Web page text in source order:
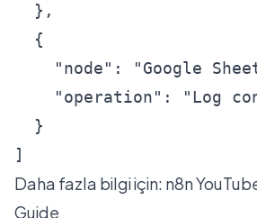
  },
  {
"node": "Google
"operation": "Log
  }
]
Daha fazla bilgi için: n8n
Guide